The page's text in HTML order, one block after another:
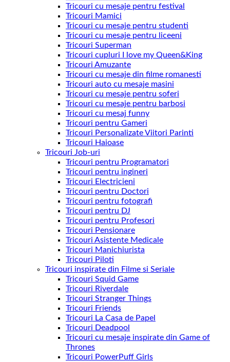
Tricouri cu mesaje pentru festival
Tricouri Mamici
Tricouri cu mesaje pentru studenti
Tricouri cu mesaje pentru liceeni
Tricouri Superman
Tricouri cupluri I love my Queen&King
Tricouri Amuzante
Tricouri cu mesaje din filme romanesti
Tricouri auto cu mesaje masini
Tricouri cu mesaje pentru soferi
Tricouri cu mesaje pentru barbosi
Tricouri cu mesaj funny
Tricouri pentru Gameri
Tricouri Personalizate Viitori Parinti
Tricouri Haioase
Tricouri Job-uri
Tricouri pentru Programatori
Tricouri pentru ingineri
Tricouri Electricieni
Tricouri pentru Doctori
Tricouri pentru fotografi
Tricouri pentru DJ
Tricouri pentru Profesori
Tricouri Pensionare
Tricouri Asistente Medicale
Tricouri Manichiurista
Tricouri Piloti
Tricouri inspirate din Filme si Seriale
Tricouri Squid Game
Tricouri Riverdale
Tricouri Stranger Things
Tricouri Friends
Tricouri La Casa de Papel
Tricouri Deadpool
Tricouri cu mesaje inspirate din Game of
Thrones
Tricouri PowerPuff Girls